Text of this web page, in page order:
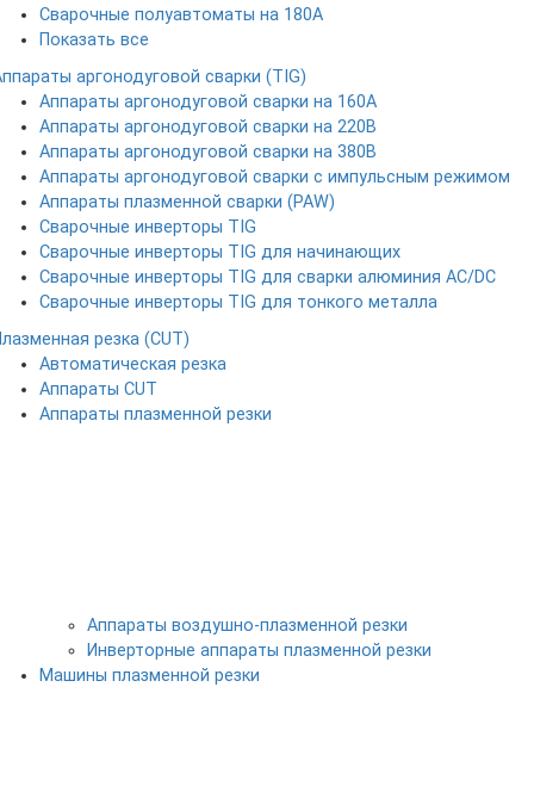
Сварочные полуавтоматы на 180А
Показать все
аргонодуговой сварки (TIG)
Аппараты аргонодуговой сварки на 160А
Аппараты аргонодуговой сварки на 220В
Аппараты аргонодуговой сварки на 380В
Аппараты аргонодуговой сварки с импульсным режимом
Аппараты плазменной сварки (PAW)
Сварочные инверторы TIG
Сварочные инверторы TIG для начинающих
Сварочные инверторы TIG для сварки алюминия AC/DC
Сварочные инверторы TIG для тонкого металла
резка (CUT)
Автоматическая резка
Аппараты CUT
Аппараты плазменной резки
Аппараты воздушно-плазменной резки
Инверторные аппараты плазменной резки
Машины плазменной резки